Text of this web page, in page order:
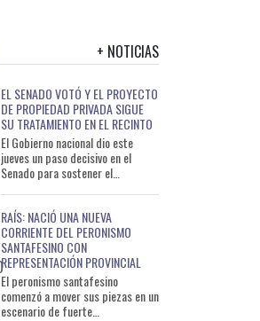
+ NOTICIAS
EL SENADO VOTÓ Y EL PROYECTO
DE PROPIEDAD PRIVADA SIGUE
SU TRATAMIENTO EN EL RECINTO
El Gobierno nacional dio este
jueves un paso decisivo en el
Senado para sostener el
Privada
RAÍS: NACIÓ UNA NUEVA
CORRIENTE DEL PERONISMO
SANTAFESINO CON
REPRESENTACIÓN PROVINCIAL
El peronismo santafesino
comenzó a mover sus piezas en un
escenario de fuerte